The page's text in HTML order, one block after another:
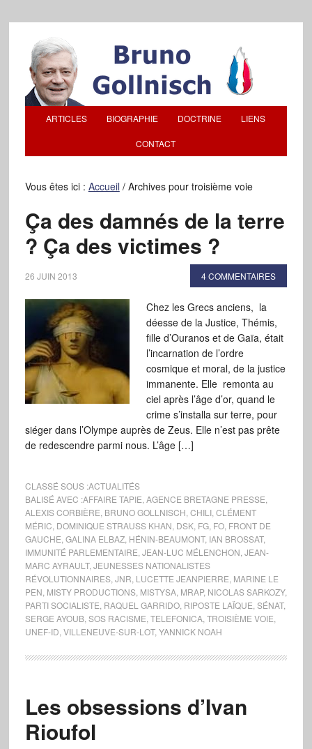
ARTICLES BIOGRAPHIE DOCTRINE LIENS
CONTACT
Vous êtes ici : Accueil /Archives pour troisième voie
Ça des damnés de la terre
? Ça des victimes ?
26 JUIN 2013 4 COMMENTAIRES
Chez les Grecs anciens, la
déesse de la Justice, Thémis,
fille d’Ouranos et de Gaïa, était
l’incarnation de l’ordre
cosmique et moral, de la justice
immanente. Elle remonta au
ciel après l’âge d’or, quand le
crime s’installa sur terre, pour
siéger dans l’Olympe auprès de Zeus. Elle n’est pas prête
de redescendre parmi nous. L’âge […]
CLASSÉ SOUS :ACTUALITÉS
BALISÉ AVEC :AFFAIRE TAPIE AGENCE BRETAGNE PRESSE
ALEXIS CORBIÈRE BRUNO GOLLNISCH CHILI, CLÉMENT
MÉRIC DOMINIQUE STRAUSS KHAN DSK, FG, FO, FRONT DE
GAUCHE GALINA ELBAZ, HÉNIN-BEAUMONT, IAN BROSSAT,
IMMUNITÉ PARLEMENTAIRE JEAN-LUC MÉLENCHON JEAN-
MARC AYRAULT, JEUNESSES NATIONALISTES
RÉVOLUTIONNAIRES, JNR LUCETTE JEANPIERRE MARINE LE
PEN MISTY PRODUCTIONS, MISTYSA, MRAP, NICOLAS SARKOZY,
PARTI SOCIALISTE RAQUEL GARRIDO, RIPOSTE LAÏQUE SÉNAT,
SERGE AYOUB, SOS RACISME TELEFONICA, TROISIÈME VOIE
UNEF-ID VILLENEUVE-SUR-LOT, YANNICK NOAH
Les obsessions d’Ivan
Rioufol